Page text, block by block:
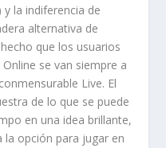
y la indiferencia de
alternativa de
que los usuarios
se van siempre a
Live. El
de lo que se puede
en una idea brillante,
la opción para jugar en